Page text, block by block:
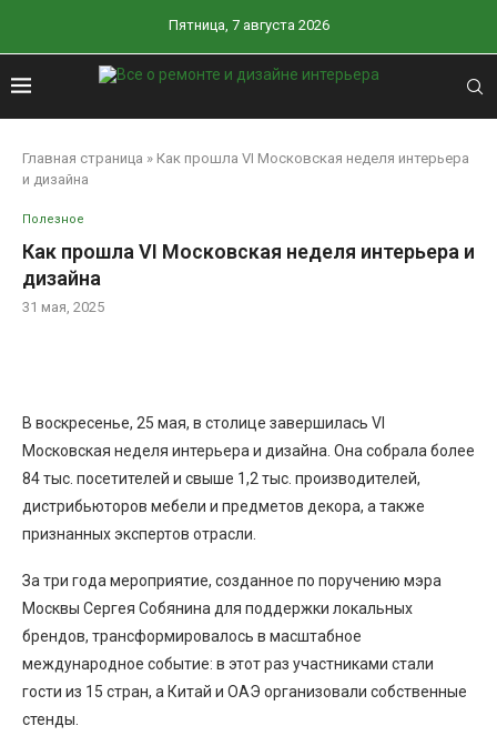
Пятница, 7 августа 2026
Главная страница » Как прошла VI Московская неделя интерьера
и дизайна
Полезное
Как прошла VI Московская неделя интерьера и
дизайна
31 мая, 2025
В воскресенье, 25 мая, в столице завершилась VI
Московская неделя интерьера и дизайна. Она собрала более
84 тыс. посетителей и свыше 1,2 тыс. производителей,
дистрибьюторов мебели и предметов декора, а также
признанных экспертов отрасли.
За три года мероприятие, созданное по поручению мэра
Москвы Сергея Собянина для поддержки локальных
брендов, трансформировалось в масштабное
международное событие: в этот раз участниками стали
гости из 15 стран, а Китай и ОАЭ организовали собственные
стенды.